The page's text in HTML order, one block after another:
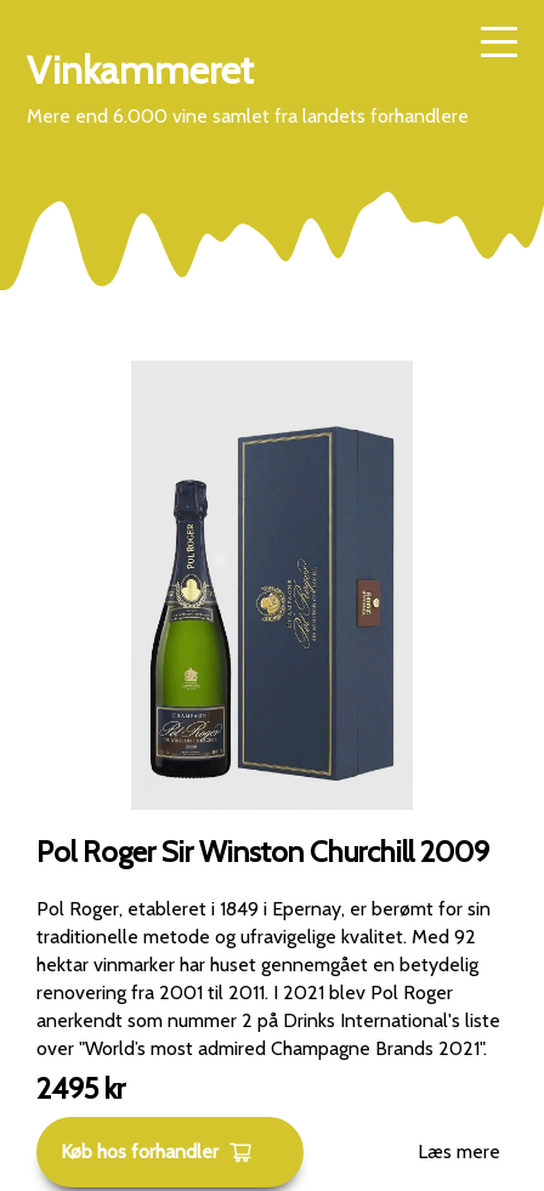
Vinkammeret
Mere end 6.000 vine samlet fra landets forhandlere
Pol Roger Sir Winston Churchill 2009
Pol Roger, etableret i 1849 i Epernay, er berømt for sin
traditionelle metode og ufravigelige kvalitet. Med 92
hektar vinmarker har huset gennemgået en betydelig
renovering fra 2001 til 2011. I 2021 blev Pol Roger
anerkendt som nummer 2 på Drinks International's liste
over "World’s most admired Champagne Brands 2021".
Den legendariske Sir Winston Churchill havde en
forkærlighed for Pol Roger Champagne og sagde: "Jeg er
altid tilfreds med det bedste" og "Jeg kan ikke leve uden
champagne. I sejr fortjener jeg det, i nederlag har jeg
2495kr
Køb hos forhandler Læs mere